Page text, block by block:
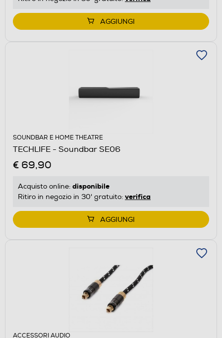
AGGIUNGI
SOUNDBAR E HOME THEATRE
TECHLIFE - Soundbar SE06
€ 69,90
Acquisto online: disponibile
Ritiro in negozio in 30' gratuito: verifica
AGGIUNGI
ACCESSORI AUDIO